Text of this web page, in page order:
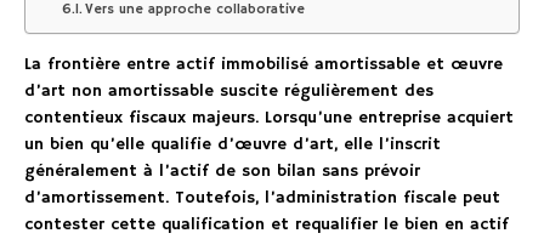
Vers une approche collaborative
La frontière entre actif immobilisé amortissable et œuvre
d’art non amortissable suscite régulièrement des
contentieux fiscaux majeurs. Lorsqu’une entreprise acquiert
un bien qu’elle qualifie d’œuvre d’art, elle l’inscrit
généralement à l’actif de son bilan sans prévoir
d’amortissement. Toutefois, l’administration fiscale peut
contester cette qualification et requalifier le bien en actif